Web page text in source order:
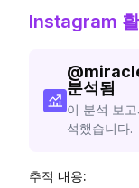
Instagram
@
분석됨
이 분석 보
석했습니다.
추적 내용: